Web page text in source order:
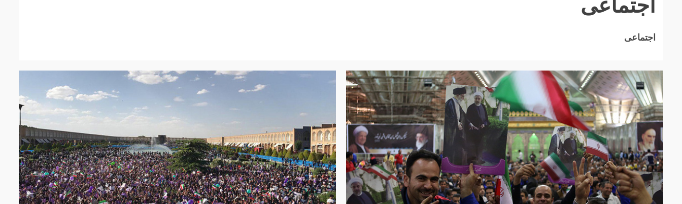
اجتماعی
اجتماعی